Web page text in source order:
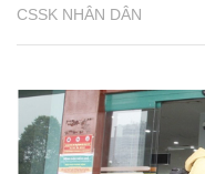
CSSK NHÂN DÂN